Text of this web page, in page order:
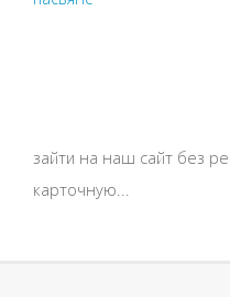
зайти на наш сайт без
карточную...